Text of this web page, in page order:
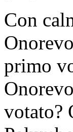
Con
primo
votato?